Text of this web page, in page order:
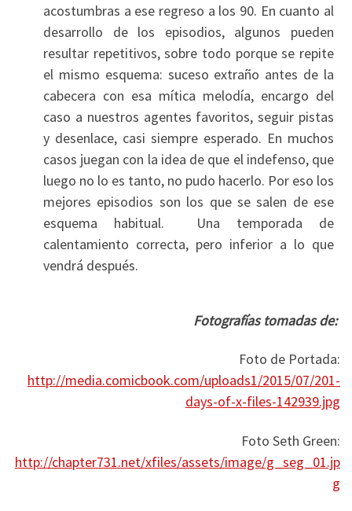
acostumbras a ese regreso a los 90. En cuanto al
desarrollo de los episodios, algunos pueden
resultar repetitivos, sobre todo porque se repite
el mismo esquema: suceso extraño antes de la
cabecera con esa mítica melodía, encargo del
caso a nuestros agentes favoritos, seguir pistas
y desenlace, casi siempre esperado. En muchos
casos juegan con la idea de que el indefenso, que
luego no lo es tanto, no pudo hacerlo. Por eso los
mejores episodios son los que se salen de ese
esquema habitual. Una temporada de
calentamiento correcta, pero inferior a lo que
vendrá después.
Fotografías tomadas de:
Foto de Portada:
http://media.comicbook.com/uploads1/2015/07/201-
days-of-x-files-142939.jpg
Foto Seth Green:
http://chapter731.net/xfiles/assets/image/g_seg_01.jp
g